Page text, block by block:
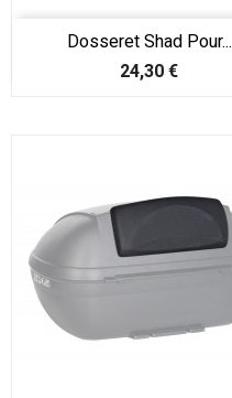
Dosseret Shad Pour...
Prix
24,30 €